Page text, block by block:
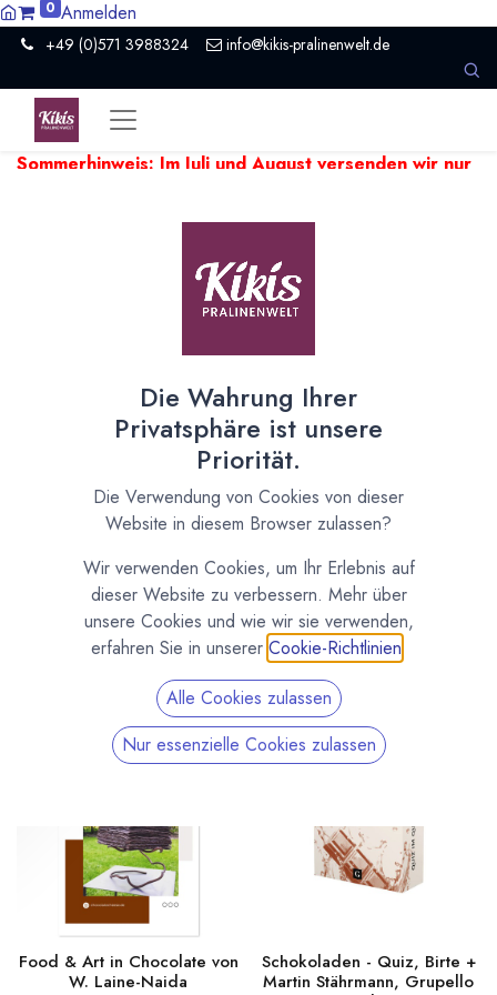
0 Anmelden
+49 (0)571 3988324 info@kikis-pralinenwelt.de
Sommerhinweis: Im Juli und August versenden wir nur
beim Versand empfindlicher Produkte zu Verzögerungen
nötig ein paar Tage später.
Bücher für die Küche
Zeige 20
Bücher rund um Pralinen, Schokolade,
Pâtisserie, Backen und die kreative Küche
Pralinen, Trüffeln, Schokoladen (auch Bean to Bar) und zu
Themen rund ums Backen und die kreative Küche. Bücher mit
Anleitungen und Rezepten von bekannten Profis aus der
internationalen Chocolatiers-Pâtisserie-Konditorei-Szene.
Food & Art in Chocolate von
W. Laine-Naida
Schokoladen - Quiz, Birte +
Martin Stährmann, Grupello
Die Wahrung Ihrer
Privatsphäre ist unsere
Priorität.
Die Verwendung von Cookies von dieser
Website in diesem Browser zulassen?
Wir verwenden Cookies, um Ihr Erlebnis auf
dieser Website zu verbessern. Mehr über
unsere Cookies und wie wir sie verwenden,
erfahren Sie in unserer Cookie-Richtlinien
Alle Cookies zulassen
Nur essenzielle Cookies zulassen